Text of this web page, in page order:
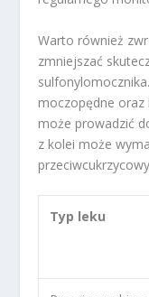
Warto również
zmniejszać
moczopędne
może prowadzić
z kolei może
Typ leku